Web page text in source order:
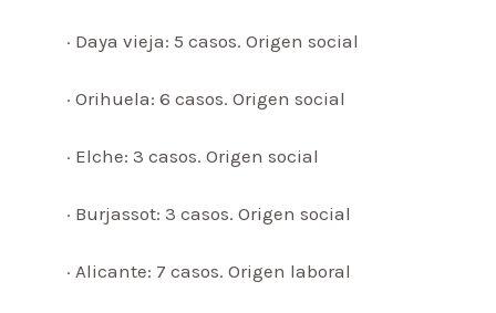
· Daya vieja: 5 casos. Origen social
· Orihuela: 6 casos. Origen social
· Elche: 3 casos. Origen social
· Burjassot: 3 casos. Origen social
· Alicante: 7 casos. Origen laboral